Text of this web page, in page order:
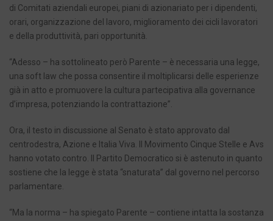
di Comitati aziendali europei, piani di azionariato per i dipendenti,
orari, organizzazione del lavoro, miglioramento dei cicli lavoratori
e della produttività, pari opportunità.
“Adesso – ha sottolineato però Parente – è necessaria una legge,
una soft law che possa consentire il moltiplicarsi delle esperienze
già in atto e promuovere la cultura partecipativa alla governance
d’impresa, potenziando la contrattazione”.
Ora, il testo in discussione al Senato è stato approvato dal
centrodestra, Azione e Italia Viva. Il Movimento Cinque Stelle e Avs
hanno votato contro. Il Partito Democratico si è astenuto in quanto
sostiene che la legge è stata “snaturata” dal governo nel percorso
parlamentare.
“Ma la norma – ha spiegato Parente – contiene intatta la sostanza